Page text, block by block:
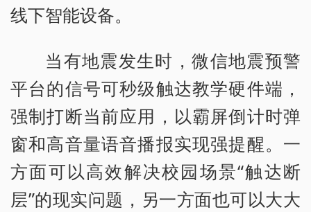
线下智能设备。
当有地震发生时，微信地震预警
平台的信号可秒级触达教学硬件端，
强制打断当前应用，以霸屏倒计时弹
窗和高音量语音播报实现强提醒。一
方面可以高效解决校园场景“触达断
层”的现实问题，另一方面也可以大大